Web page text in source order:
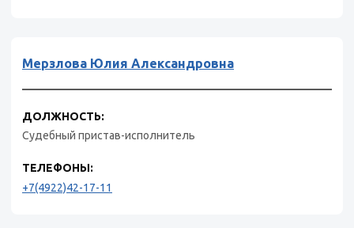
Мерзлова Юлия Александровна
ДОЛЖНОСТЬ:
Судебный пристав-исполнитель
ТЕЛЕФОНЫ:
+7(4922)42-17-11